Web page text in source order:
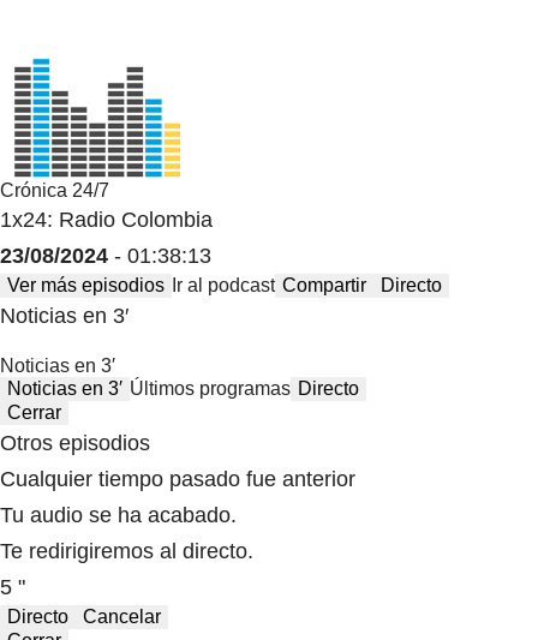
Crónica 24/7
1x24: Radio Colombia
23/08/2024 - 01:38:13
Ver más episodios Ir al podcast Compartir Directo
Noticias en 3′
Noticias en 3′
Noticias en 3′ Últimos programas Directo
Cerrar
Otros episodios
Cualquier tiempo pasado fue anterior
Tu audio se ha acabado.
Te redirigiremos al directo.
5 "
Directo
Cancelar